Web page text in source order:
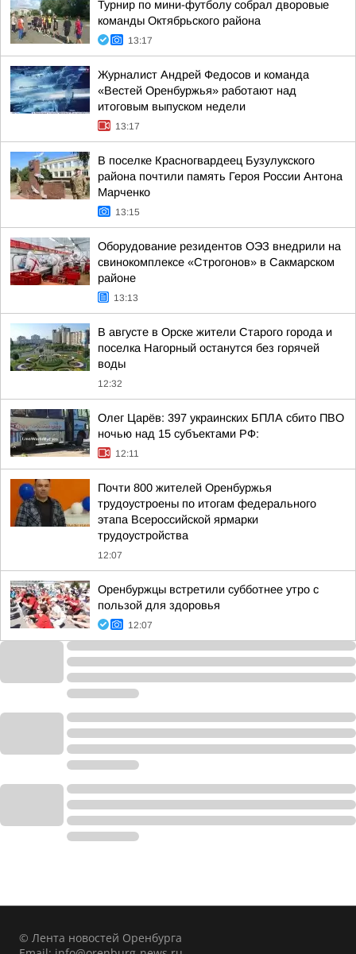
Турнир по мини-футболу собрал дворовые
команды Октябрьского района
13:17
Журналист Андрей Федосов и команда
«Вестей Оренбуржья» работают над
итоговым выпуском недели
13:17
В поселке Красногвардеец Бузулукского
района почтили память Героя России Антона
Марченко
13:15
Оборудование резидентов ОЭЗ внедрили на
свинокомплексе «Строгонов» в Сакмарском
районе
13:13
В августе в Орске жители Старого города и
поселка Нагорный останутся без горячей
воды
12:32
Олег Царёв: 397 украинских БПЛА сбито ПВО
ночью над 15 субъектами РФ:
12:11
Почти 800 жителей Оренбуржья
трудоустроены по итогам федерального
этапа Всероссийской ярмарки
трудоустройства
12:07
Оренбуржцы встретили субботнее утро с
пользой для здоровья
12:07
© Лента новостей Оренбурга